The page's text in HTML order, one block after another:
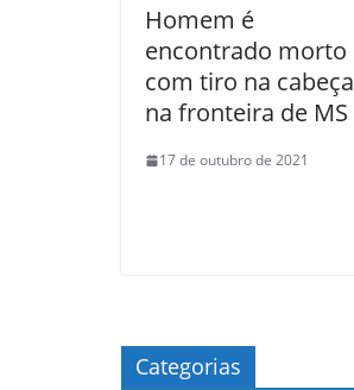
Homem é
encontrado morto
com tiro na cabeça
na fronteira de MS
17 de outubro de 2021
Categorias